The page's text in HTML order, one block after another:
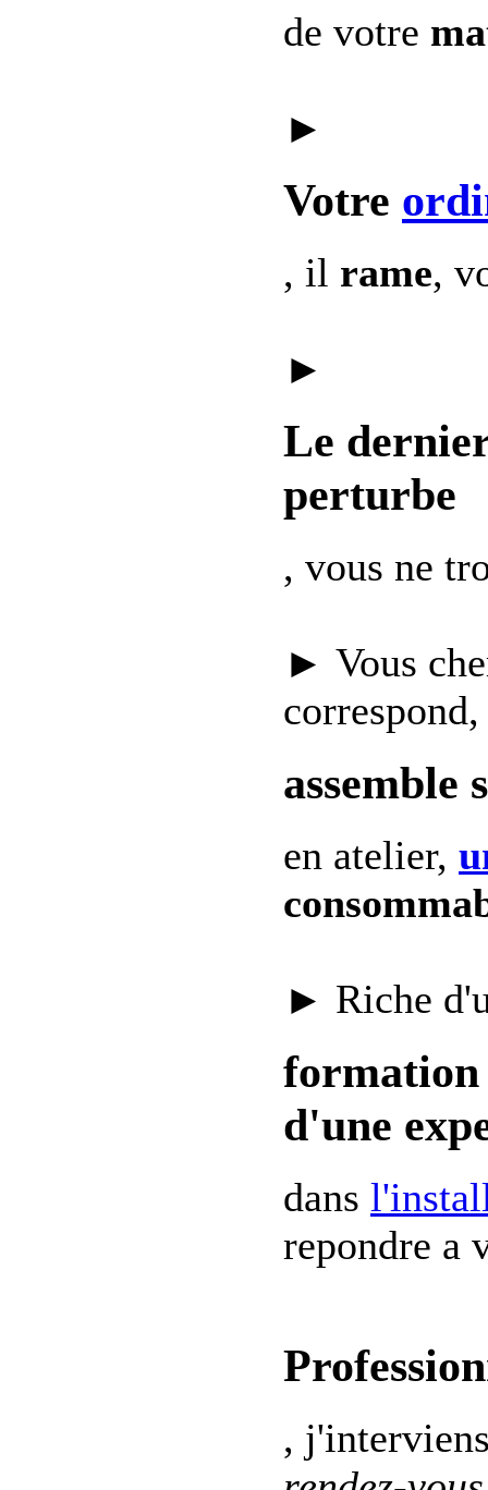
de votre
►
Votre
, il rame,
►
Le
perturbe
, vous ne
► Vous
correspond,
assemble
en atelier,
► Riche
formation
d'une
dans
repondre a
,